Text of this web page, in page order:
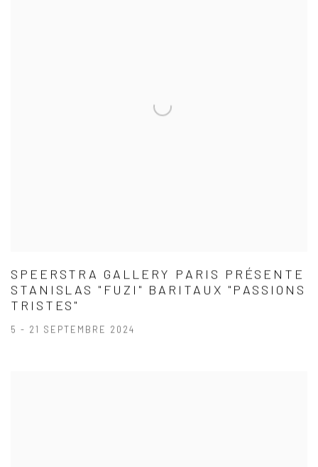
SPEERSTRA GALLERY PARIS PRÉSENTE
STANISLAS "FUZI" BARITAUX "PASSIONS
TRISTES"
5 - 21 SEPTEMBRE 2024